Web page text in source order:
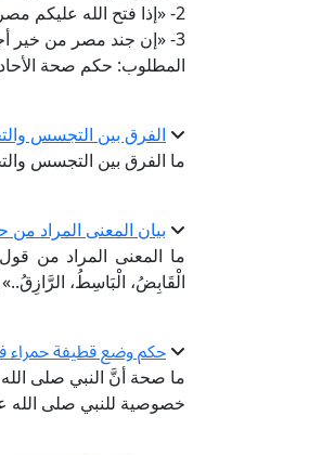
2- «إذا فتح الله عليكم مصر استوصوا بأهلها خيرًا فإنه فيها خير جند الله».
3- «إن جند مصر من خير أجناد الأرض لأنهم وأهلهم في رباط إلى يوم القيامة».
المطلوب: حكم صحة
الفرق بين التجسس
ما الفرق بين التجسس
بيان المعنى المراد
ما المعنى المراد من
الْقَابِضُ، الْبَاسِطُ،
حكم وضع قطيفة حمراء
ما صحة أنَّ النبي صلى
خصوصية للنبي صلى الله